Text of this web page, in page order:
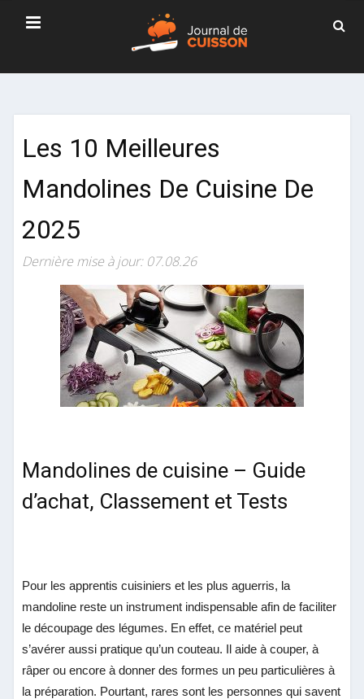
Les 10 Meilleures
Mandolines De Cuisine De
2025
Dernière mise à jour: 07.08.26
Mandolines de cuisine – Guide
d’achat, Classement et Tests
Pour les apprentis cuisiniers et les plus aguerris, la
mandoline reste un instrument indispensable afin de faciliter
le découpage des légumes. En effet, ce matériel peut
s’avérer aussi pratique qu’un couteau. Il aide à couper, à
râper ou encore à donner des formes un peu particulières à
la préparation. Pourtant, rares sont les personnes qui savent